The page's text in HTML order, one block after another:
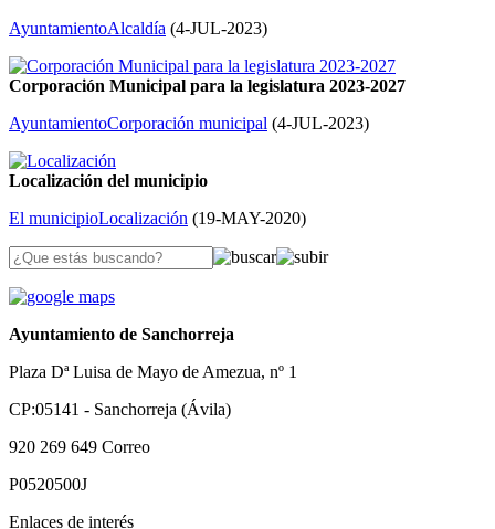
AyuntamientoAlcaldía (4-JUL-2023)
Corporación Municipal para la legislatura 2023-2027
AyuntamientoCorporación municipal (4-JUL-2023)
Localización del municipio
El municipioLocalización (19-MAY-2020)
Ayuntamiento de Sanchorreja
Plaza Dª Luisa de Mayo de Amezua, nº 1
CP:05141 - Sanchorreja (Ávila)
920 269 649 Correo
P0520500J
Enlaces de interés